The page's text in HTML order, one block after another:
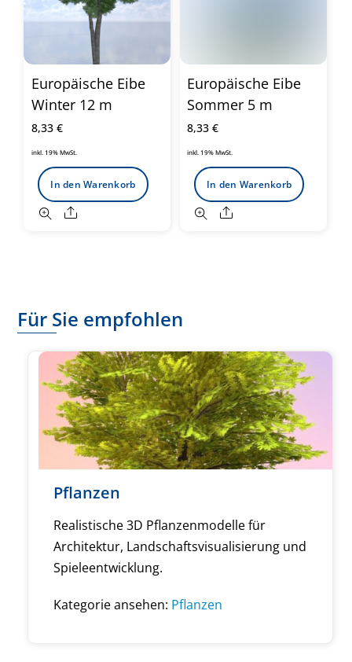
Europäische Eibe
Winter 12 m
8,33 €
inkl. 19% MwSt.
In den Warenkorb
Share
Europäische Eibe
Sommer 5 m
8,33€
inkl. 19% MwSt.
In den Warenkorb
Share
Für Sie empfohlen
Pflanzen
Realistische 3D Pflanzenmodelle für
Architektur, Landschaftsvisualisierung und
Spieleentwicklung.
Kategorie ansehen: Pflanzen